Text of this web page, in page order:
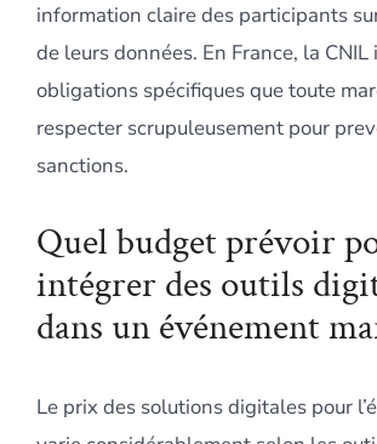
information claire des participants
de leurs données. En France, la CNIL
obligations spécifiques que toute
respecter scrupuleusement pour
sanctions.
Quel budget prévoir
intégrer des outils
dans un événement
Le prix des solutions digitales pour